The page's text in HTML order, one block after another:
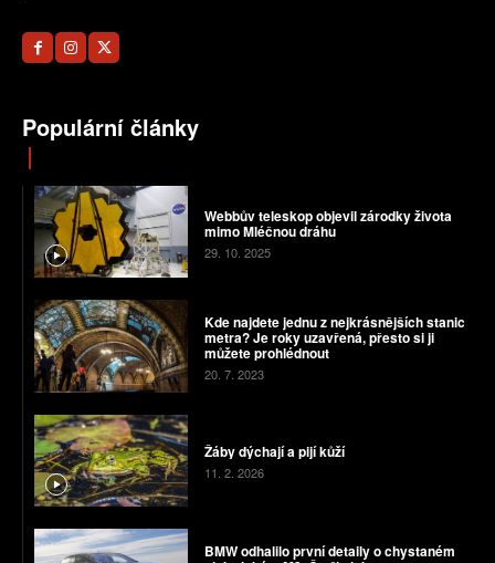
Populární články
Webbův teleskop objevil zárodky života
mimo Mléčnou dráhu
29. 10. 2025
Kde najdete jednu z nejkrásnějších stanic
metra? Je roky uzavřená, přesto si ji
můžete prohlédnout
20. 7. 2023
Žáby dýchají a pijí kůží
11. 2. 2026
BMW odhalilo první detaily o chystaném